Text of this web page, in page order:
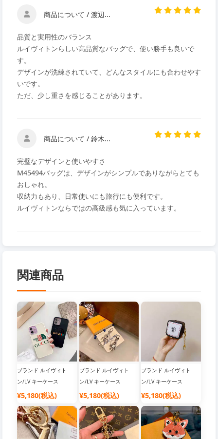
商品について / 渡辺...
品質と実用性のバランス
ルイヴィトンらしい高品質なバッグで、使い勝手も良いで
す。
デザインが洗練されていて、どんなスタイルにも合わせやす
いです。
ただ、少し重さを感じることがあります。
商品について / 鈴木...
完璧なデザインと使いやすさ
M45494バッグは、デザインがシンプルでありながらとても
おしゃれ。
収納力もあり、日常使いにも旅行にも便利です。
ルイヴィトンならではの高級感も気に入っています。
関連商品
ブランド ルイヴィト
ン/LV キーケース
¥5,180(税込)
ブランド ルイヴィト
ン/LV キーケース
¥5,180(税込)
ブランド ルイヴィト
ン/LV キーケース
¥5,180(税込)